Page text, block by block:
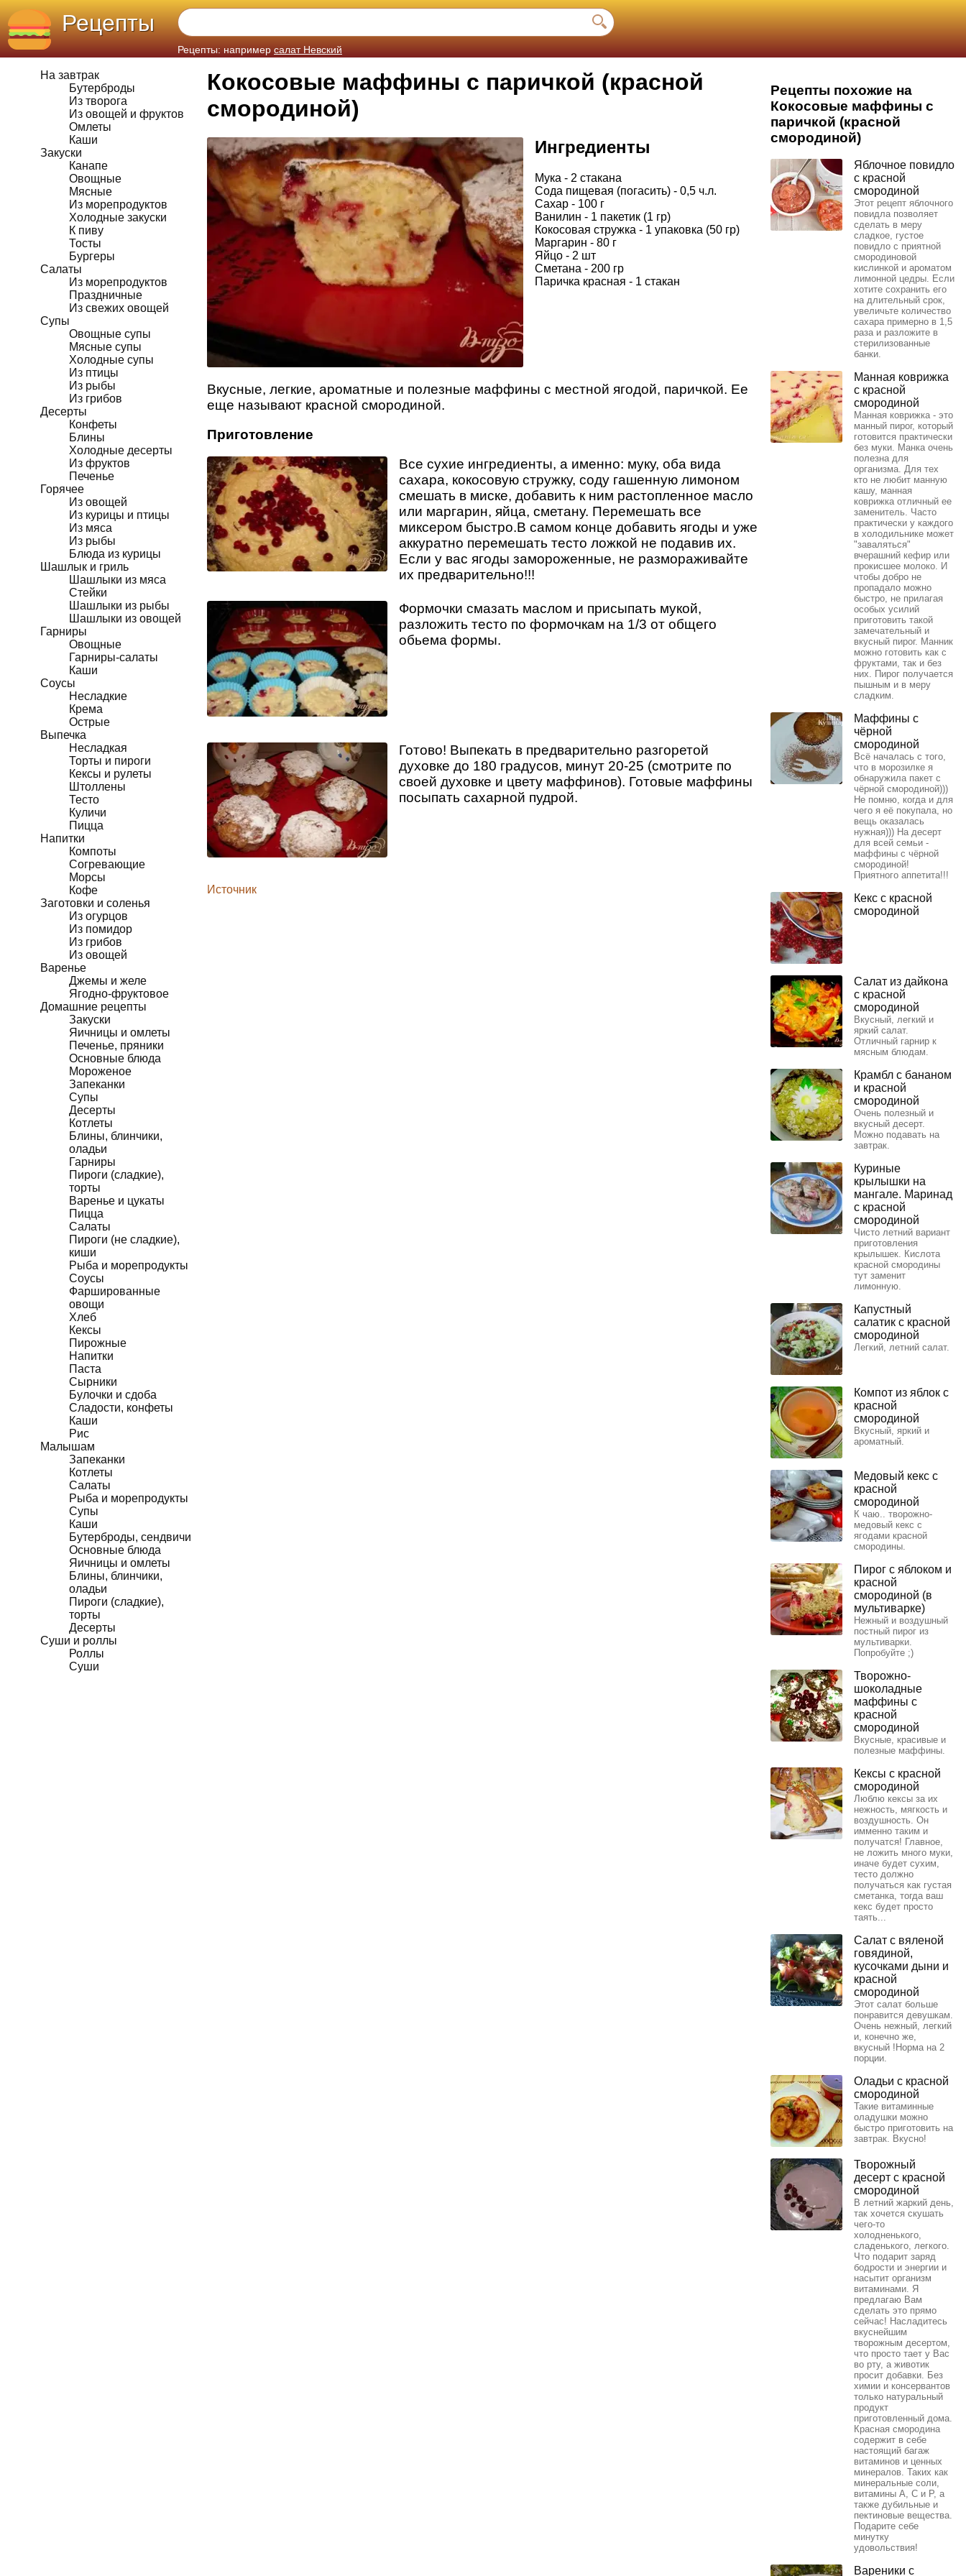
Рецепты
Рецепты: например салат Невский
На завтрак
Бутерброды
Из творога
Из овощей и фруктов
Омлеты
Каши
Закуски
Канапе
Овощные
Мясные
Из морепродуктов
Холодные закуски
К пиву
Тосты
Бургеры
Салаты
Из морепродуктов
Праздничные
Из свежих овощей
Супы
Овощные супы
Мясные супы
Холодные супы
Из птицы
Из рыбы
Из грибов
Десерты
Конфеты
Блины
Холодные десерты
Из фруктов
Печенье
Горячее
Из овощей
Из курицы и птицы
Из мяса
Из рыбы
Блюда из курицы
Шашлык и гриль
Шашлыки из мяса
Стейки
Шашлыки из рыбы
Шашлыки из овощей
Гарниры
Овощные
Гарниры-салаты
Каши
Соусы
Несладкие
Крема
Острые
Выпечка
Несладкая
Торты и пироги
Кексы и рулеты
Штоллены
Тесто
Куличи
Пицца
Напитки
Компоты
Согревающие
Морсы
Кофе
Заготовки и соленья
Из огурцов
Из помидор
Из грибов
Из овощей
Варенье
Джемы и желе
Ягодно-фруктовое
Домашние рецепты
Закуски
Яичницы и омлеты
Печенье, пряники
Основные блюда
Мороженое
Запеканки
Супы
Десерты
Котлеты
Блины, блинчики,
оладьи
Гарниры
Пироги (сладкие),
торты
Варенье и цукаты
Пицца
Салаты
Пироги (не сладкие),
киши
Рыба и морепродукты
Соусы
Фаршированные
овощи
Хлеб
Кексы
Пирожные
Напитки
Паста
Сырники
Булочки и сдоба
Сладости, конфеты
Каши
Рис
Малышам
Запеканки
Котлеты
Салаты
Рыба и морепродукты
Супы
Каши
Бутерброды, сендвичи
Основные блюда
Яичницы и омлеты
Блины, блинчики,
оладьи
Пироги (сладкие),
торты
Десерты
Суши и роллы
Роллы
Суши
Кокосовые маффины с паричкой (красной
смородиной)
Ингредиенты
Мука - 2 стакана
Сода пищевая (погасить) - 0,5 ч.л.
Сахар - 100 г
Ванилин - 1 пакетик (1 гр)
Кокосовая стружка - 1 упаковка (50 гр)
Маргарин - 80 г
Яйцо - 2 шт
Сметана - 200 гр
Паричка красная - 1 стакан
Вкусные, легкие, ароматные и полезные маффины с местной ягодой, паричкой. Ее
еще называют красной смородиной.
Приготовление
Все сухие ингредиенты, а именно: муку, оба вида
сахара, кокосовую стружку, соду гашенную лимоном
смешать в миске, добавить к ним растопленное масло
или маргарин, яйца, сметану. Перемешать все
миксером быстро.В самом конце добавить ягоды и уже
аккуратно перемешать тесто ложкой не подавив их.
Если у вас ягоды замороженные, не размораживайте
их предварительно!!!
Формочки смазать маслом и присыпать мукой,
разложить тесто по формочкам на 1/3 от общего
обьема формы.
Готово! Выпекать в предварительно разгоретой
духовке до 180 градусов, минут 20-25 (смотрите по
своей духовке и цвету маффинов). Готовые маффины
посыпать сахарной пудрой.
Источник
Рецепты похожие на
Кокосовые маффины с
паричкой (красной
смородиной)
Яблочное повидло
с красной
смородиной
Этот рецепт яблочного
повидла позволяет
сделать в меру
сладкое, густое
повидло с приятной
смородиновой
кислинкой и ароматом
лимонной цедры. Если
хотите сохранить его
на длительный срок,
увеличьте количество
сахара примерно в 1,5
раза и разложите в
стерилизованные
банки.
Манная коврижка
с красной
смородиной
Манная коврижка - это
манный пирог, который
готовится практически
без муки. Манка очень
полезна для
организма. Для тех
кто не любит манную
кашу, манная
коврижка отличный ее
заменитель. Часто
практически у каждого
в холодильнике может
"заваляться"
вчерашний кефир или
прокисшее молоко. И
чтобы добро не
пропадало можно
быстро, не прилагая
особых усилий
приготовить такой
замечательный и
вкусный пирог. Манник
можно готовить как с
фруктами, так и без
них. Пирог получается
пышным и в меру
сладким.
Маффины с
чёрной
смородиной
Всё началась с того,
что в морозилке я
обнаружила пакет с
чёрной смородиной)))
Не помню, когда и для
чего я её покупала, но
вещь оказалась
нужная))) На десерт
для всей семьи -
маффины с чёрной
смородиной!
Приятного аппетита!!!
Кекс с красной
смородиной
Салат из дайкона
с красной
смородиной
Вкусный, легкий и
яркий салат.
Отличный гарнир к
мясным блюдам.
Крамбл с бананом
и красной
смородиной
Очень полезный и
вкусный десерт.
Можно подавать на
завтрак.
Куриные
крылышки на
мангале. Маринад
с красной
смородиной
Чисто летний вариант
приготовления
крылышек. Кислота
красной смородины
тут заменит
лимонную.
Капустный
салатик с красной
смородиной
Легкий, летний салат.
Компот из яблок с
красной
смородиной
Вкусный, яркий и
ароматный.
Медовый кекс с
красной
смородиной
К чаю.. творожно-
медовый кекс с
ягодами красной
смородины.
Пирог с яблоком и
красной
смородиной (в
мультиварке)
Нежный и воздушный
постный пирог из
мультиварки.
Попробуйте ;)
Творожно-
шоколадные
маффины с
красной
смородиной
Вкусные, красивые и
полезные маффины.
Кексы с красной
смородиной
Люблю кексы за их
нежность, мягкость и
воздушность. Он
имменно таким и
получатся! Главное,
не ложить много муки,
иначе будет сухим,
тесто должно
получаться как густая
сметанка, тогда ваш
кекс будет просто
таять...
Салат с вяленой
говядиной,
кусочками дыни и
красной
смородиной
Этот салат больше
понравится девушкам.
Очень нежный, легкий
и, конечно же,
вкусный !Норма на 2
порции.
Оладьи с красной
смородиной
Такие витаминные
оладушки можно
быстро приготовить на
завтрак. Вкусно!
Творожный
десерт с красной
смородиной
В летний жаркий день,
так хочется скушать
чего-то
холодненького,
сладенького, легкого.
Что подарит заряд
бодрости и энергии и
насытит организм
витаминами. Я
предлагаю Вам
сделать это прямо
сейчас! Насладитесь
вкуснейшим
творожным десертом,
что просто тает у Вас
во рту, а животик
просит добавки. Без
химии и консервантов
только натуральный
продукт
приготовленный дома.
Красная смородина
содержит в себе
настоящий багаж
витаминов и ценных
минералов. Таких как
минеральные соли,
витамины А, С и Р, а
также дубильные и
пектиновые вещества.
Подарите себе
минутку
удовольствия!
Вареники с